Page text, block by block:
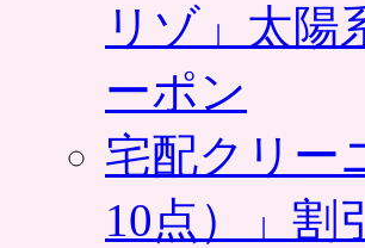
リゾ」太陽
ーポン
宅配クリー
10点）」割